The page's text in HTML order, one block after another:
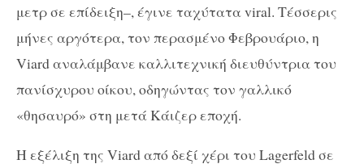
μετρ σε επίδειξη–, έγινε ταχύτατα viral. Τέσσερις
μήνες αργότερα, τον περασμένο Φεβρουάριο, η
Viard αναλάμβανε καλλιτεχνική διευθύντρια του
πανίσχυρου οίκου, οδηγώντας τον γαλλικό
«θησαυρό» στη μετά Κάιζερ εποχή.
Η εξέλιξη της Viard από δεξί χέρι του Lagerfeld σε